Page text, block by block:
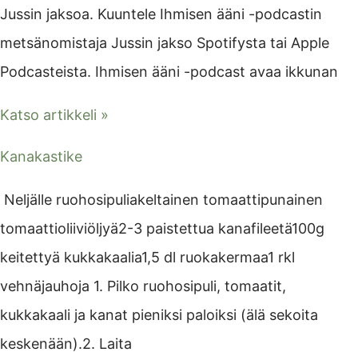
Jussin jaksoa. Kuuntele Ihmisen ääni -podcastin
metsänomistaja Jussin jakso Spotifysta tai Apple
Podcasteista. Ihmisen ääni -podcast avaa ikkunan
Katso artikkeli »
Kanakastike
Neljälle ruohosipuliakeltainen tomaattipunainen
tomaattioliiviöljyä2-3 paistettua kanafileetä100g
keitettyä kukkakaalia1,5 dl ruokakermaa1 rkl
vehnäjauhoja 1. Pilko ruohosipuli, tomaatit,
kukkakaali ja kanat pieniksi paloiksi (älä sekoita
keskenään).2. Laita